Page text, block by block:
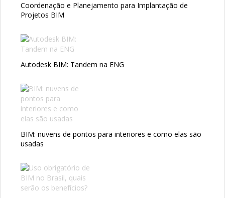
Coordenação e Planejamento para Implantação de
Projetos BIM
Autodesk BIM: Tandem na ENG
BIM: nuvens de pontos para interiores e como elas são
usadas